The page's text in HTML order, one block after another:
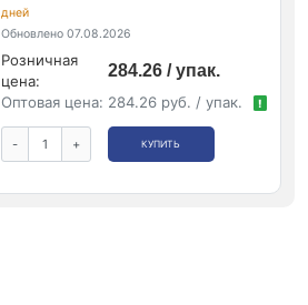
дней
Обновлено 07.08.2026
Розничная
цена:
284.26 / упак.
Оптовая цена: 284.26 руб. / упак. !
- + КУПИТЬ